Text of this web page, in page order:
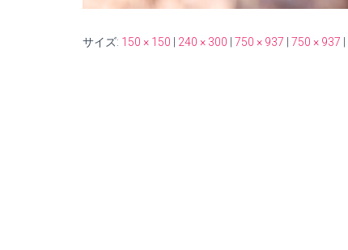
サイズ: 150 × 150 240 × 300 750 × 937 750 × 937